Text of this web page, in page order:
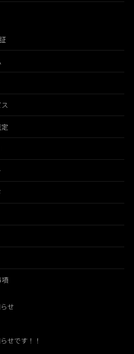
せ
せです！！